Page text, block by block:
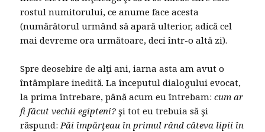
rostul numitorului, ce anume face acesta
(numărătorul urmând să apară ulterior, adică cel
mai devreme ora următoare, deci într-o altă zi).
Spre deosebire de alţi ani, iarna asta am avut o
întâmplare inedită. La începutul dialogului evocat,
la prima întrebare, până acum eu întrebam:cum ar
fi făcut vechii egipteni? şi tot eu trebuia să şi
răspund:Păi împărţeau în primul rând câteva lipii în